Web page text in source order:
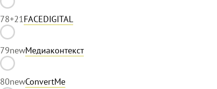
78+21FACEDIGITAL
79newМедиаконтекст
80newConvertMe